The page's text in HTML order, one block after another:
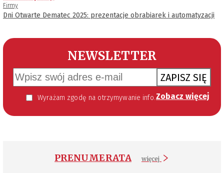
Firmy
Dni Otwarte Dematec 2025: prezentacje obrabiarek i automatyzacji
NEWSLETTER
ZAPISZ SIĘ
Wyrażam zgodę na otrzymywanie informacji handlowej kierowanej do mnie za pomocą środków komunikacji elektronicznej w szczególności poczty elektronicznej zgodnie z przepisem art. 10 ust 2 ustawy z dnia 18 lipca 2002 roku o świadczeniu usług drogą elektroniczną (Dz. U. 144 z 2002 r. poz. 1204). Zgoda jest dobrowolna, jednak jej wyrażenie jest konieczne, aby otrzymywać newsletter. Zobacz więcej
PRENUMERATA więcej